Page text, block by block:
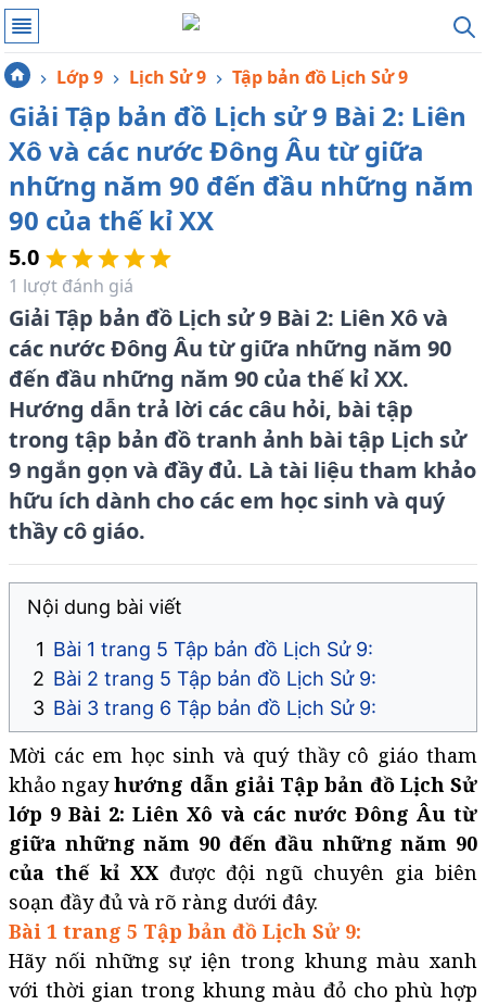
Lớp 9 Lịch Sử 9 Tập bản đồ Lịch Sử 9
Giải Tập bản đồ Lịch sử 9 Bài 2: Liên
Xô và các nước Đông Âu từ giữa
những năm 90 đến đầu những năm
90 của thế kỉ XX
Giải Tập bản đồ Lịch sử 9 Bài 2: Liên Xô và
các nước Đông Âu từ giữa những năm 90
đến đầu những năm 90 của thế kỉ XX.
Hướng dẫn trả lời các câu hỏi, bài tập
trong tập bản đồ tranh ảnh bài tập Lịch sử
9 ngắn gọn và đầy đủ. Là tài liệu tham khảo
hữu ích dành cho các em học sinh và quý
thầy cô giáo.
5.0
1 lượt đánh giá
Nội dung bài viết
Bài 1 trang 5 Tập bản đồ Lịch Sử 9:
Bài 2 trang 5 Tập bản đồ Lịch Sử 9:
Bài 3 trang 6 Tập bản đồ Lịch Sử 9:
Mời các em học sinh và quý thầy cô giáo tham
khảo ngayhướng dẫn giải Tập bản đồ Lịch Sử
lớp 9 Bài 2: Liên Xô và các nước Đông Âu từ
giữa những năm 90 đến đầu những năm 90
của thế kỉ XX được đội ngũ chuyên gia biên
soạn đầy đủ và rõ ràng dưới đây.
Bài 1 trang 5 Tập bản đồ Lịch Sử 9:
Hãy nối những sự iện trong khung màu xanh
với thời gian trong khung màu đỏ cho phù hợp